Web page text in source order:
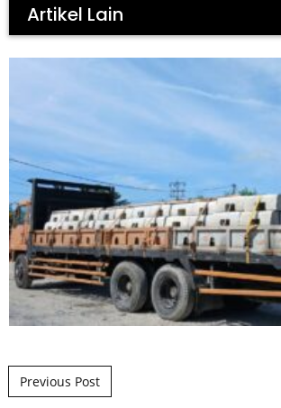
Artikel Lain
Post navigation
Previous Post